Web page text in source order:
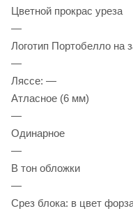
Цветной прокрас уреза
—
Логотип Портобелло на
—
Ляссе: —
Атласное (6 мм)
—
Одинарное
—
В тон обложки
—
Срез блока: в цвет